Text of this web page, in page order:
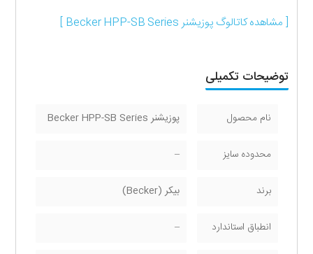
[ مشاهده کاتالوگ پوزیشنر Becker HPP-SB Series ]
توضیحات تکمیلی
نام محصول پوزیشنر Becker HPP-SB Series
محدوده سایز –
برند بیکر (Becker)
انطباق استاندارد –